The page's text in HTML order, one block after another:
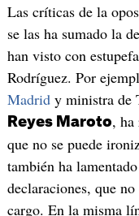
Las críticas de la
se las ha sumado la
han visto con
Rodríguez. Por
Madridy ministra de
Reyes Maroto, ha
que no se puede
también ha
declaraciones, que
cargo. En la misma